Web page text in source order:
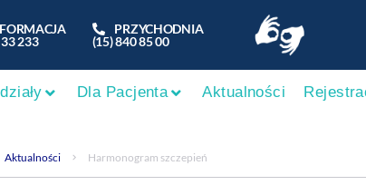
233
PRZYCHODNIA
(15) 840 85 00
Dla Pacjenta Aktualności
Aktualności Harmonogram szczepień